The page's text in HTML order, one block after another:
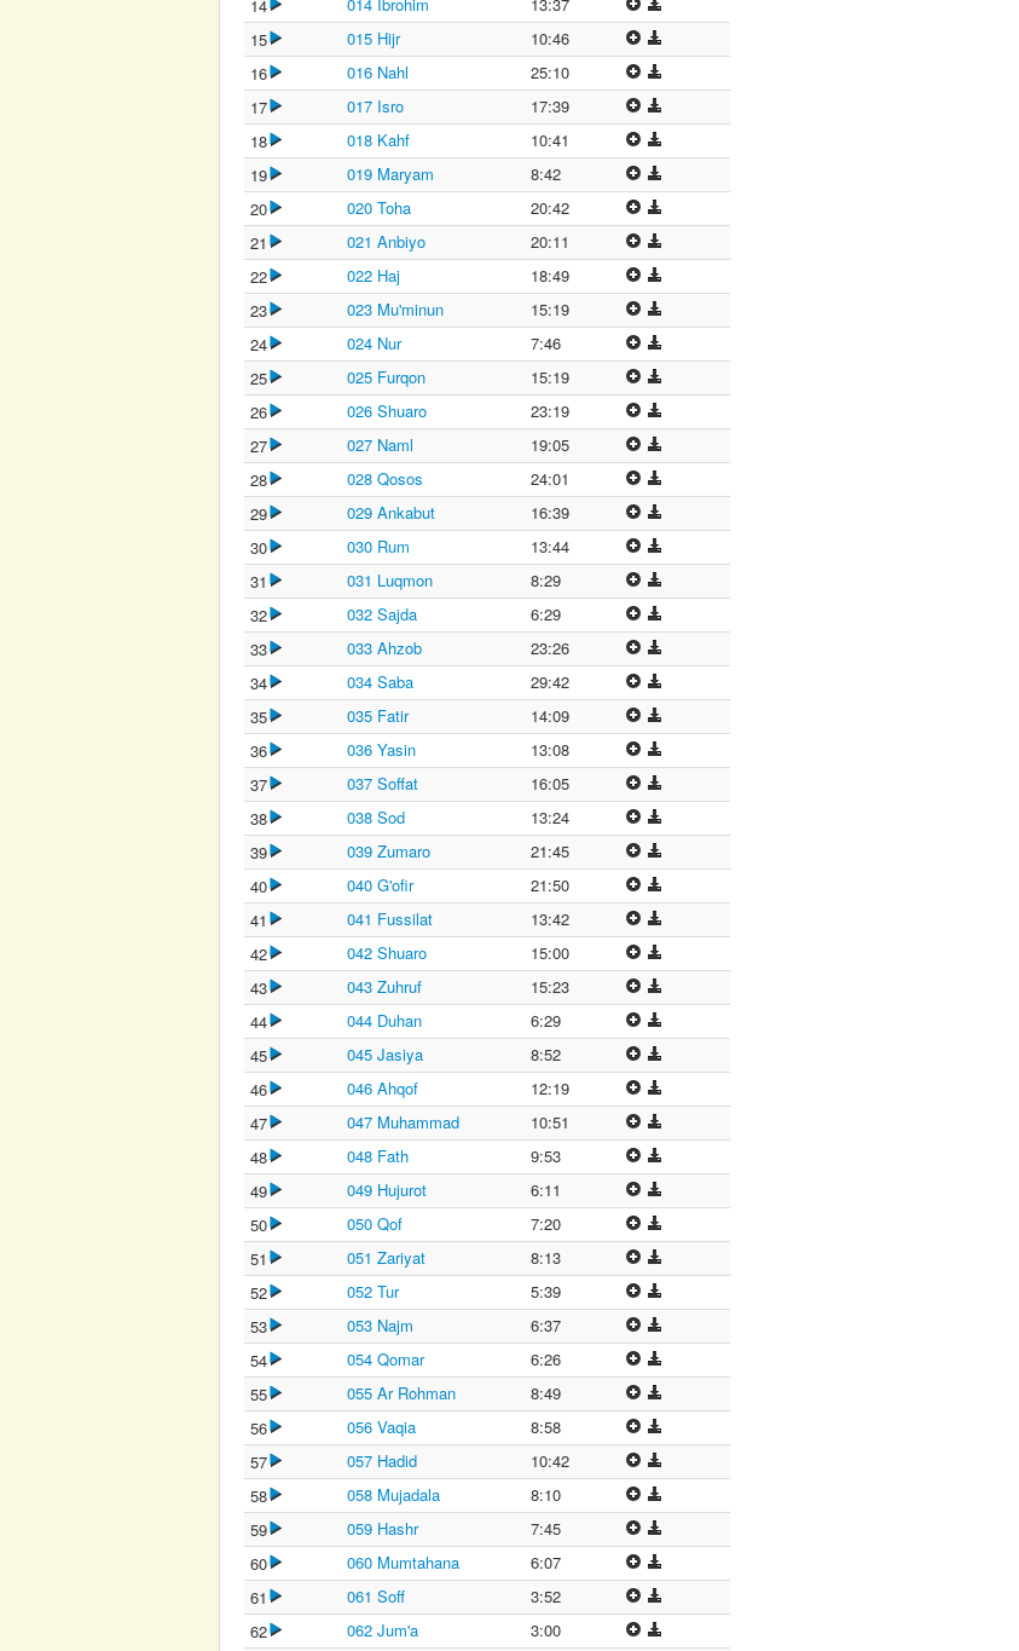
14
15
015 Hijr
10:46
16
016 Nahl
25:10
17
017 Isro
17:39
18
018 Kahf
10:41
19
019 Maryam
8:42
20
020 Toha
20:42
21
021 Anbiyo
20:11
22
022 Haj
18:49
23
023 Mu'minun
15:19
24
024 Nur
7:46
25
025 Furqon
15:19
26
026 Shuaro
23:19
27
027 Naml
19:05
28
028 Qosos
24:01
29
029 Ankabut
16:39
30
030 Rum
13:44
31
031 Luqmon
8:29
32
032 Sajda
6:29
33
033 Ahzob
23:26
34
034 Saba
29:42
35
035 Fatir
14:09
36
036 Yasin
13:08
37
037 Soffat
16:05
38
038 Sod
13:24
39
039 Zumaro
21:45
40
040 G'ofir
21:50
41
041 Fussilat
13:42
42
042 Shuaro
15:00
43
043 Zuhruf
15:23
44
044 Duhan
6:29
45
045 Jasiya
8:52
46
046 Ahqof
12:19
47
047 Muhammad
10:51
48
048 Fath
9:53
49
049 Hujurot
6:11
50
050 Qof
7:20
51
051 Zariyat
8:13
52
052 Tur
5:39
53
053 Najm
6:37
54
054 Qomar
6:26
55
055 Ar Rohman
8:49
56
056 Vaqia
8:58
57
057 Hadid
10:42
58
058 Mujadala
8:10
59
059 Hashr
7:45
60
060 Mumtahana
6:07
61
061 Soff
3:52
62
062 Jum'a
3:00